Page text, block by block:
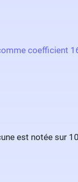
coefficient
est notée sur